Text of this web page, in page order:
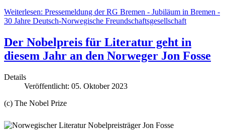
Weiterlesen: Pressemeldung der RG Bremen - Jubiläum in Bremen -
30 Jahre Deutsch-Norwegische Freundschaftsgesellschaft
Der Nobelpreis für Literatur geht in
diesem Jahr an den Norweger Jon Fosse
Details
Veröffentlicht: 05. Oktober 2023
(c) The Nobel Prize